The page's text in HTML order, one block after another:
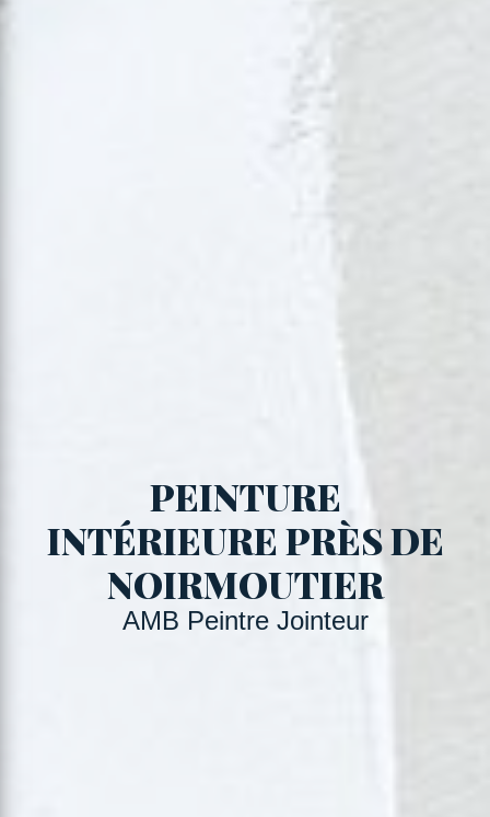
PEINTURE
INTÉRIEURE PRÈS DE
NOIRMOUTIER
AMB Peintre Jointeur